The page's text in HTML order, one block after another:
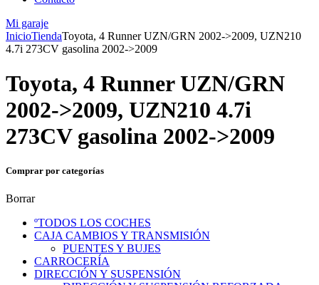
Mi garaje
InicioTiendaToyota, 4 Runner UZN/GRN 2002->2009, UZN210
4.7i 273CV gasolina 2002->2009
Toyota, 4 Runner UZN/GRN
2002->2009, UZN210 4.7i
273CV gasolina 2002->2009
Comprar por categorías
Borrar
ºTODOS LOS COCHES
CAJA CAMBIOS Y TRANSMISIÓN
PUENTES Y BUJES
CARROCERÍA
DIRECCIÓN Y SUSPENSIÓN